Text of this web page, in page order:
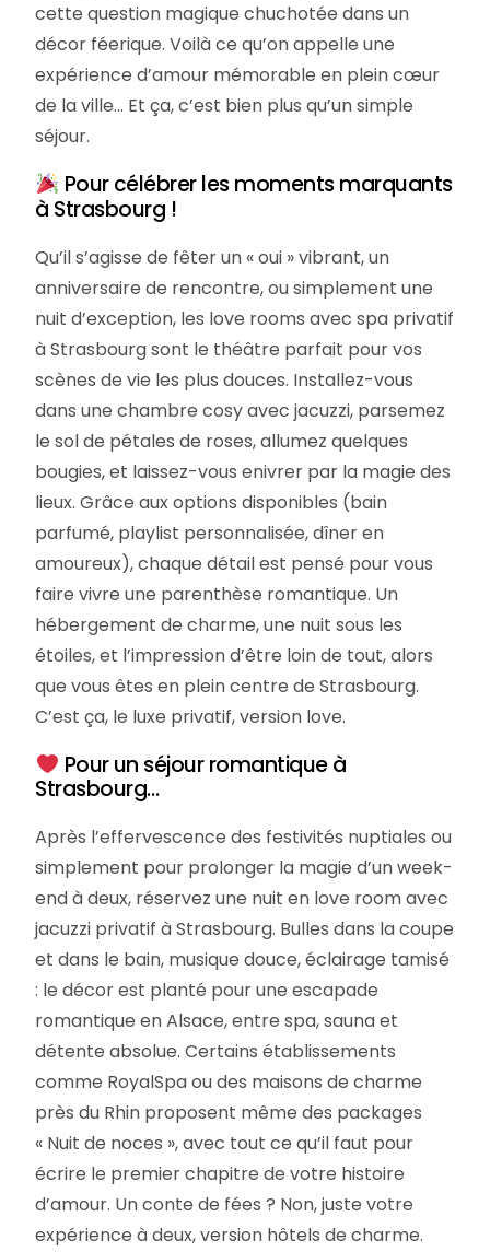
cette question magique chuchotée dans un
décor féerique. Voilà ce qu’on appelle une
expérience d’amour mémorable en plein cœur
de la ville… Et ça, c’est bien plus qu’un simple
séjour.
Pour célébrer les moments marquants
à Strasbourg !
Qu’il s’agisse de fêter un « oui » vibrant, un
anniversaire de rencontre, ou simplement une
nuit d’exception, les love rooms avec spa privatif
à Strasbourg sont le théâtre parfait pour vos
scènes de vie les plus douces. Installez-vous
dans une chambre cosy avec jacuzzi, parsemez
le sol de pétales de roses, allumez quelques
bougies, et laissez-vous enivrer par la magie des
lieux. Grâce aux options disponibles (bain
parfumé, playlist personnalisée, dîner en
amoureux), chaque détail est pensé pour vous
faire vivre une parenthèse romantique. Un
hébergement de charme, une nuit sous les
étoiles, et l’impression d’être loin de tout, alors
que vous êtes en plein centre de Strasbourg.
C’est ça, le luxe privatif, version love.
Pour un séjour romantique à
Strasbourg…
Après l’effervescence des festivités nuptiales ou
simplement pour prolonger la magie d’un week-
end à deux, réservez une nuit en love room avec
jacuzzi privatif à Strasbourg. Bulles dans la coupe
et dans le bain, musique douce, éclairage tamisé
: le décor est planté pour une escapade
romantique en Alsace, entre spa, sauna et
détente absolue. Certains établissements
comme RoyalSpa ou des maisons de charme
près du Rhin proposent même des packages
« Nuit de noces », avec tout ce qu’il faut pour
écrire le premier chapitre de votre histoire
d’amour. Un conte de fées ? Non, juste votre
expérience à deux, version hôtels de charme.